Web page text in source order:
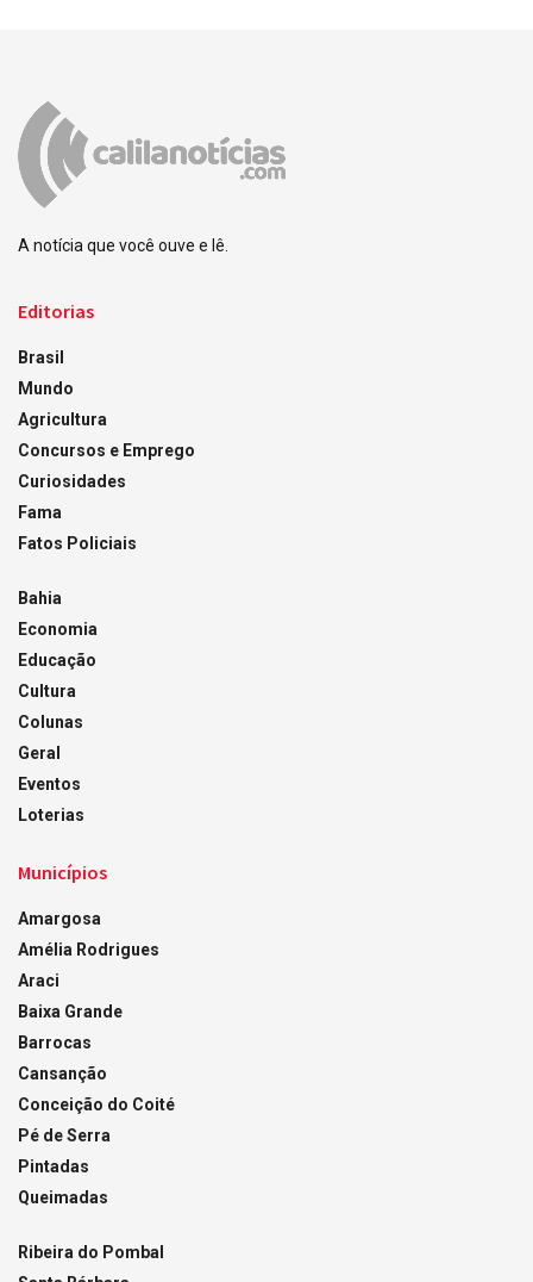
A notícia que você ouve e lê.
Editorias
Brasil
Mundo
Agricultura
Concursos e Emprego
Curiosidades
Fama
Fatos Policiais
Bahia
Economia
Educação
Cultura
Colunas
Geral
Eventos
Loterias
Municípios
Amargosa
Amélia Rodrigues
Araci
Baixa Grande
Barrocas
Cansanção
Conceição do Coité
Pé de Serra
Pintadas
Queimadas
Ribeira do Pombal